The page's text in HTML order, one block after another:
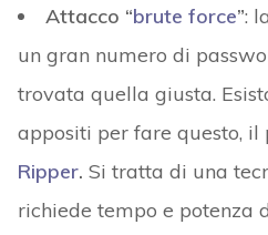
Attacco “brute force”:
un gran numero di
trovata quella giusta.
appositi per fare questo, il
Ripper. Si tratta di una
richiede tempo e potenza